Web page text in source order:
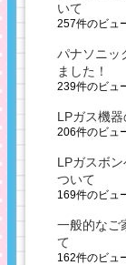
いて
257件のビュ
パナソニッ
ました！
239件のビュ
LPガス機
206件のビュ
LPガスボ
ついて
169件のビュ
一般的なご
て
162件のビュ